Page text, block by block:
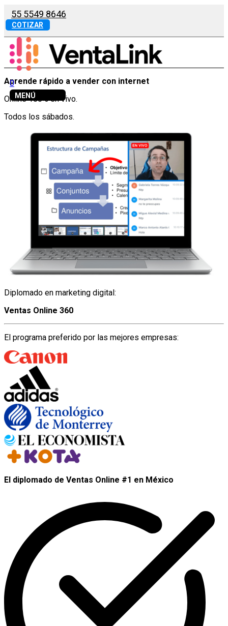
55 5549 8646
COTIZAR
0
MENÚ
Aprende rápido a vender con internet
Online 100% en vivo.
Todos los sábados.
Diplomado en marketing digital:
Ventas Online 360
El programa preferido por las mejores empresas:
El diplomado de Ventas Online #1 en México